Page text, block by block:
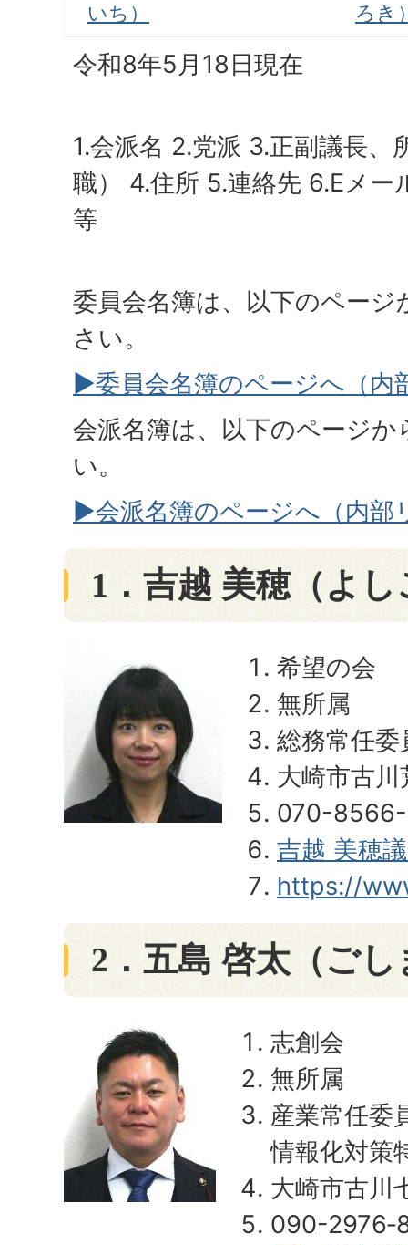
いち）
ろき
令和8年5月18日現在
1.会派名 2.党派 3.正副議長、
職） 4.住所 5.連絡先 6.Eメー
等
委員会名簿は、以下のペー
さい。
▶委員会名簿のページへ（内
会派名簿は、以下のページ
い。
▶会派名簿のページへ（内部
1．吉越 美穂（よ
希望の会
無所属
総務常任委
大崎市古川
070-
吉越 美穂
https://
2．五島 啓太（ご
志創会
無所属
産業常任委
情報化対策
大崎市古川
090-